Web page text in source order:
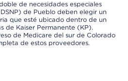
de necesidades especiales
de Pueblo deben elegir un
que esté ubicado dentro de un
de Kaiser Permanente (KP).
de Medicare del sur de Colorado
de estos proveedores.